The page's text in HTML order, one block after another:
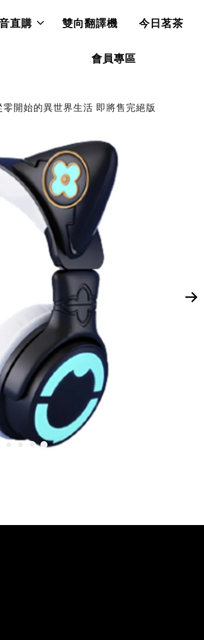
直購 雙向翻譯機 今日茗茶
會員專區
開始的異世界生活 即將售完絕版